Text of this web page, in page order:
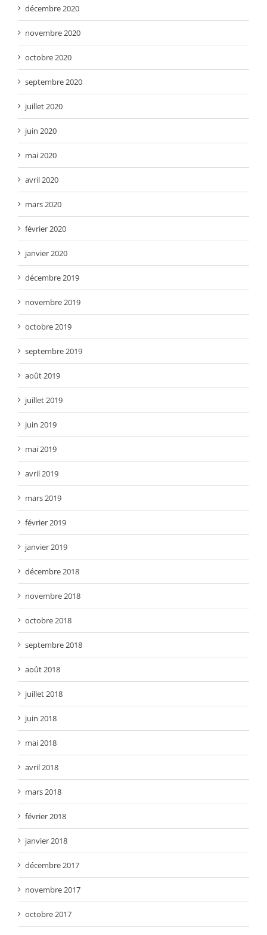
décembre 2020
novembre 2020
octobre 2020
septembre 2020
juillet 2020
juin 2020
mai 2020
avril 2020
mars 2020
février 2020
janvier 2020
décembre 2019
novembre 2019
octobre 2019
septembre 2019
août 2019
juillet 2019
juin 2019
mai 2019
avril 2019
mars 2019
février 2019
janvier 2019
décembre 2018
novembre 2018
octobre 2018
septembre 2018
août 2018
juillet 2018
juin 2018
mai 2018
avril 2018
mars 2018
février 2018
janvier 2018
décembre 2017
novembre 2017
octobre 2017